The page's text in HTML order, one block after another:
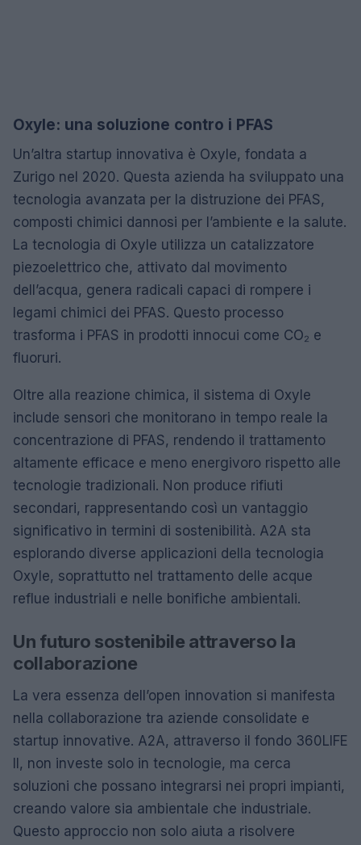
Oxyle: una soluzione contro i PFAS
Un’altra startup innovativa è Oxyle, fondata a
Zurigo nel 2020. Questa azienda ha sviluppato una
tecnologia avanzata per la distruzione dei PFAS,
composti chimici dannosi per l’ambiente e la salute.
La tecnologia di Oxyle utilizza un catalizzatore
piezoelettrico che, attivato dal movimento
dell’acqua, genera radicali capaci di rompere i
legami chimici dei PFAS. Questo processo
trasforma i PFAS in prodotti innocui come CO₂ e
fluoruri.
Oltre alla reazione chimica, il sistema di Oxyle
include sensori che monitorano in tempo reale la
concentrazione di PFAS, rendendo il trattamento
altamente efficace e meno energivoro rispetto alle
tecnologie tradizionali. Non produce rifiuti
secondari, rappresentando così un vantaggio
significativo in termini di sostenibilità. A2A sta
esplorando diverse applicazioni della tecnologia
Oxyle, soprattutto nel trattamento delle acque
reflue industriali e nelle bonifiche ambientali.
Un futuro sostenibile attraverso la
collaborazione
La vera essenza dell’open innovation si manifesta
nella collaborazione tra aziende consolidate e
startup innovative. A2A, attraverso il fondo 360LIFE
II, non investe solo in tecnologie, ma cerca
soluzioni che possano integrarsi nei propri impianti,
creando valore sia ambientale che industriale.
Questo approccio non solo aiuta a risolvere